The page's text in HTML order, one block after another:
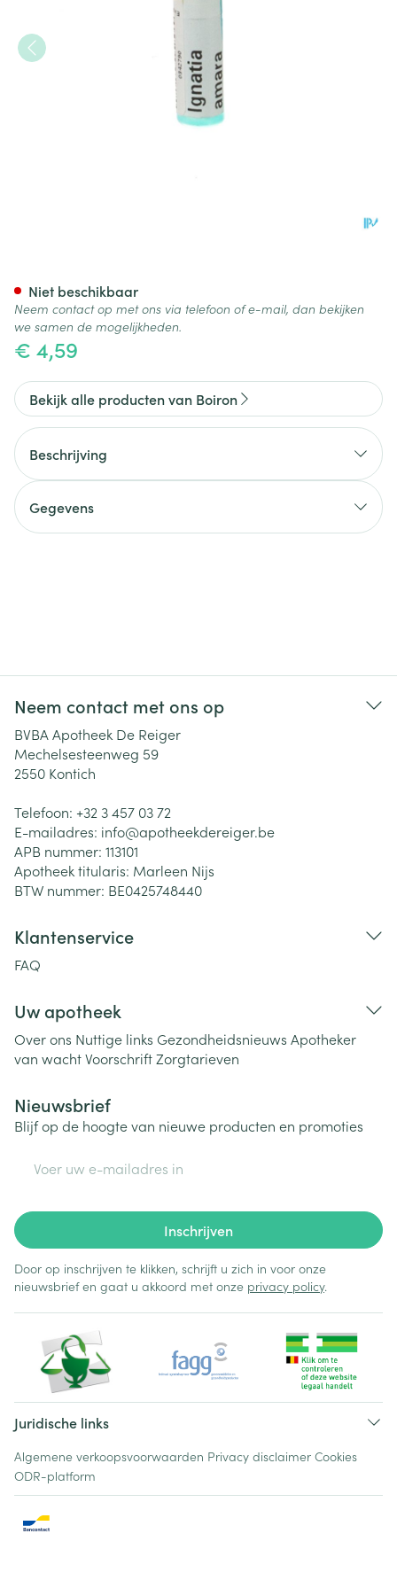
€ 4,59
Niet beschikbaar
Neem contact op met ons via telefoon of e-mail, dan bekijken
we samen de mogelijkheden.
Bekijk alle producten van Boiron
Beschrijving
Gegevens
Neem contact met ons op
BVBA Apotheek De Reiger
Mechelsesteenweg 59
2550 Kontich
Telefoon: +32 3 457 03 72
E-mailadres: info@apotheekdereiger.be
APB nummer: 113101
Apotheek titularis: Marleen Nijs
BTW nummer: BE0425748440
Klantenservice
FAQ
Uw apotheek
Over ons Nuttige links Gezondheidsnieuws Apotheker
van wachtVoorschriftZorgtarieven
Nieuwsbrief
Blijf op de hoogte van nieuwe producten en promoties
Inschrijven
Door op inschrijven te klikken, schrijft u zich in voor onze
nieuwsbrief en gaat u akkoord met onze privacy policy.
Juridische links
Algemene verkoopsvoorwaarden Privacy disclaimer Cookies
ODR-platform